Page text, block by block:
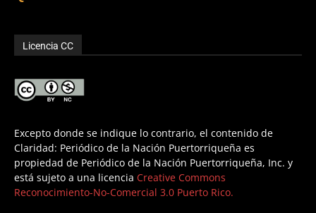
Licencia CC
Excepto donde se indique lo contrario, el contenido de
Claridad: Periódico de la Nación Puertorriqueña es
propiedad de Periódico de la Nación Puertorriqueña, Inc. y
está sujeto a una licencia Creative Commons
Reconocimiento-No-Comercial 3.0 Puerto Rico.